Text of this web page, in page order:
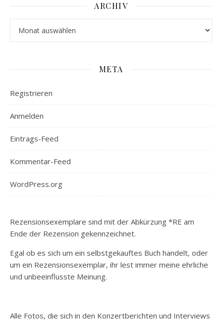
ARCHIV
META
Registrieren
Anmelden
Eintrags-Feed
Kommentar-Feed
WordPress.org
Rezensionsexemplare sind mit der Abkürzung *RE am
Ende der Rezension gekennzeichnet.
Egal ob es sich um ein selbstgekauftes Buch handelt, oder
um ein Rezensionsexemplar, ihr lest immer meine ehrliche
und unbeeinflusste Meinung.
Alle Fotos, die sich in den Konzertberichten und Interviews